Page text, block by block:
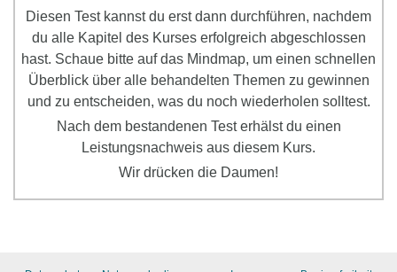
Diesen Test kannst du erst dann durchführen, nachdem
du alle Kapitel des Kurses erfolgreich abgeschlossen
hast. Schaue bitte auf das Mindmap, um einen schnellen
Überblick über alle behandelten Themen zu gewinnen
und zu entscheiden, was du noch wiederholen solltest.
Nach dem bestandenen Test erhälst du einen
Leistungsnachweis aus diesem Kurs.
Wir drücken die Daumen!